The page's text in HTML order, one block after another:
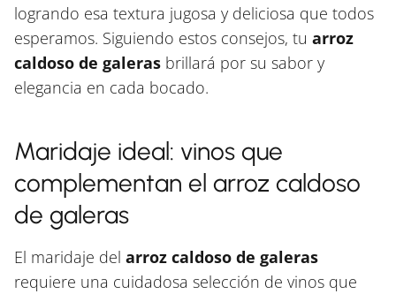
logrando esa textura jugosa y deliciosa que todos
esperamos. Siguiendo estos consejos, tu arroz
caldoso de galeras brillará por su sabor y
elegancia en cada bocado.
Maridaje ideal: vinos que
complementan el arroz caldoso
de galeras
El maridaje del arroz caldoso de galeras
requiere una cuidadosa selección de vinos que